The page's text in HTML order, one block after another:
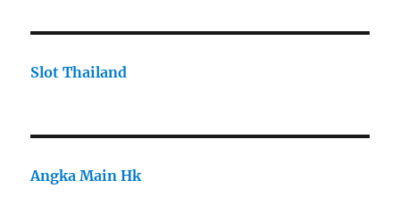
Slot Thailand
Angka Main Hk